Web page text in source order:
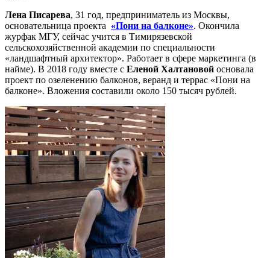
Лена Писарева, 31 год, предприниматель из Москвы,
основательница проекта «Пони на балконе». Окончила
журфак МГУ, сейчас учится в Тимирязевской
сельскохозяйственной академии по специальности
«ландшафтный архитектор». Работает в сфере маркетинга (в
найме). В 2018 году вместе с Еленой Халтановой основала
проект по озеленению балконов, веранд и террас «Пони на
балконе». Вложения составили около 150 тысяч рублей.